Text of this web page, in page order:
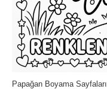
Papağan Boyama Sayfaları